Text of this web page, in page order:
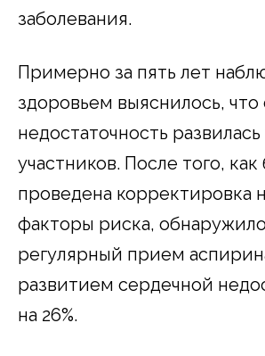
заболевания.
Примерно за пять лет
здоровьем выяснилось, что
недостаточность развилась
участников. После того, как
проведена корректировка
факторы риска,
регулярный прием
развитием сердечной
на 26%.